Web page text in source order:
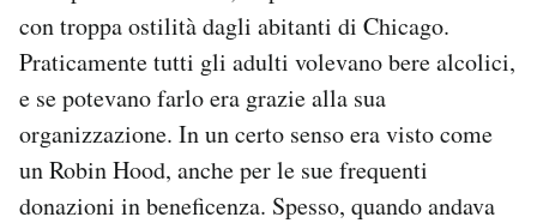
con troppa ostilità dagli abitanti di Chicago.
Praticamente tutti gli adulti volevano bere alcolici,
e se potevano farlo era grazie alla sua
organizzazione. In un certo senso era visto come
un Robin Hood, anche per le sue frequenti
donazioni in beneficenza. Spesso, quando andava